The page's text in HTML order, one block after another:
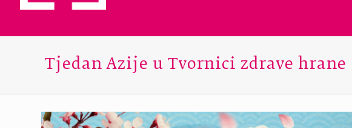
Tjedan Azije u Tvornici zdrave hrane